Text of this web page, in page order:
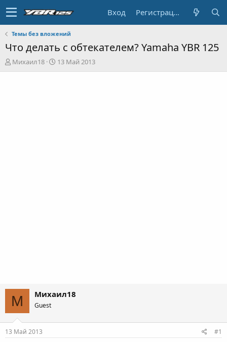
Вход Регистрация
Темы без вложений
Что делать с обтекателем? Yamaha YBR 125
А
в
Михаил18
Д
а
13 Май 2013
М Михаил18
Guest
13 Май 2013 #1